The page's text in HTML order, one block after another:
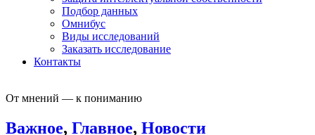
Подбор данных
Омнибус
Виды исследований
Заказать исследование
Контакты
От мнений — к пониманию
Важное, Главное, Новости